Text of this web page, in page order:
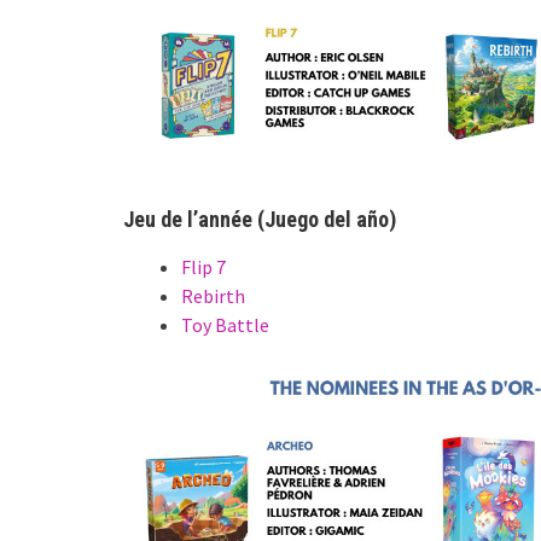
Jeu de l’année (Juego del año)
Flip 7
Rebirth
Toy Battle